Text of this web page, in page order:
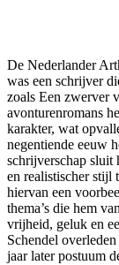
De Nederlander
was een schrijver
zoals Een zwerver
avonturenromans
karakter, wat
negentiende eeuw
schrijverschap sluit
en realistischer stijl
hiervan een
thema’s die hem
vrijheid, geluk en
Schendel
jaar later postuum